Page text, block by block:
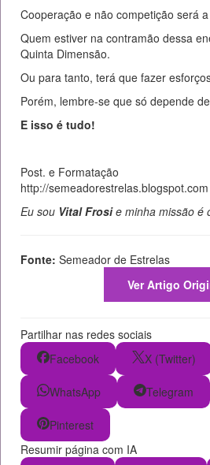
Cooperação e não competição será
Quem estiver na contramão dessa
Quinta Dimensão.
Ou para tanto, terá que fazer
Porém, lembre-se que só depende
E isso é tudo!
Post. e Formatação
http://semeadorestrelas.blogspot.com
Eu sou Vital Frosie minha missão é
Fonte: Semeador de Estrelas
Ver Artigo
Partilhar nas redes sociais
Facebook
X (Twitter)
WhatsApp Telegram
Pinterest
Resumir página com IA